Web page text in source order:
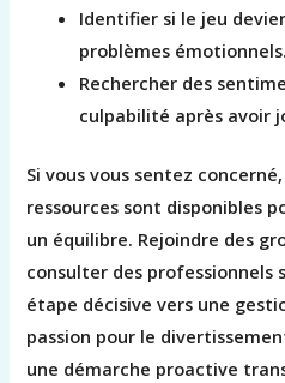
Identifier si le jeu
problèmes émotionnels.
Rechercher des
culpabilité après avoir
Si vous vous sentez
ressources sont disponibles
un équilibre. Rejoindre des
consulter des professionnels
étape décisive vers une
passion pour le
une démarche proactive